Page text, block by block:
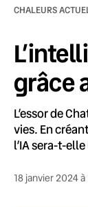
CHALEURS
grâce
L’essor de
vies. En
l’IA sera-t-
18 janvier 2024 à